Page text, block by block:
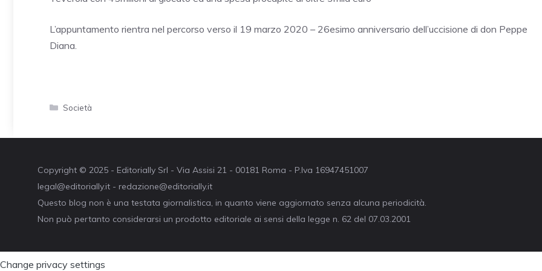
L’appuntamento rientra nel percorso verso il 19 marzo 2020 – 26esimo anniversario dell’uccisione di don Peppe
Diana.
Categorie
Società
Copyright © 2025 - Editorially Srl - Via Assisi 21 - 00181 Roma - P.Iva 16947451007
legal@editorially.it - redazione@editorially.it
Questo blog non è una testata giornalistica, in quanto viene aggiornato senza alcuna periodicità.
Non può pertanto considerarsi un prodotto editoriale ai sensi della legge n. 62 del 07.03.2001
Change privacy settings